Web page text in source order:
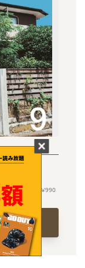
」
990